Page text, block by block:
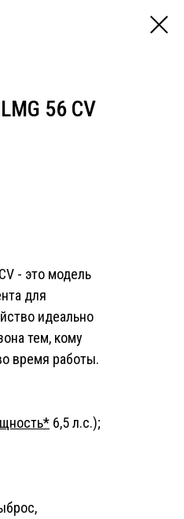
56 CV
- это модель
для
идеально
тем, кому
время работы.
* 6,5 л.с.);